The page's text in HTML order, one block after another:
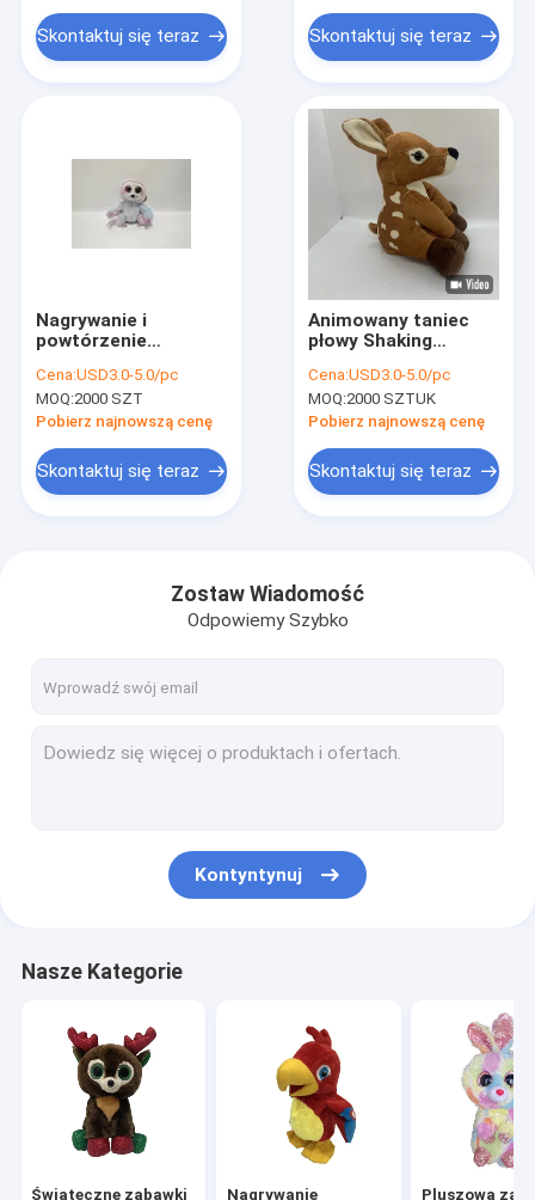
Wycieczka po fabryce
Wszystkie przypadki
Świąteczne zabawki pluszowe
Nagrywanie pluszowej zabawki
Pluszowa zabawka wielkanocna
Skontaktuj się teraz Skontaktuj się teraz
Nagrywanie i
powtórzenie
barwnikiem do
krawatów Żywe
kolory Leniwiec z
potrafi mówić
Cena:USD3.0-5.0/pc
MOQ:2000 SZT
Pobierz najnowszą cenę
Skontaktuj się teraz
Animowany taniec
płowy Shaking
Zabawka dla
dziewczynek Chłopcy
Dziecko Dzieci
Cena:USD3.0-5.0/pc
MOQ:2000 SZTUK
Pobierz najnowszą cenę
Skontaktuj się teraz
Zostaw Wiadomość
Odpowiemy Szybko
Kontyntynuj
Nasze Kategorie
Świąteczne zabawki Nagrywanie Pluszowa